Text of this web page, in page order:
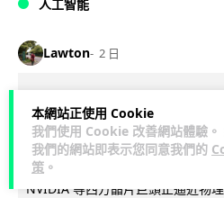
本網站正使用 Cookie
我們使用 Cookie 改善網站體驗。
我們的網站即表示您同意我們的
策 。
人工智能
Lawton 2 日
華為科學家警告
華為「韜定律」可繞
華為半導體首席科學家廖恒罕見接
NVIDIA 等西方晶片巨頭正逼近物